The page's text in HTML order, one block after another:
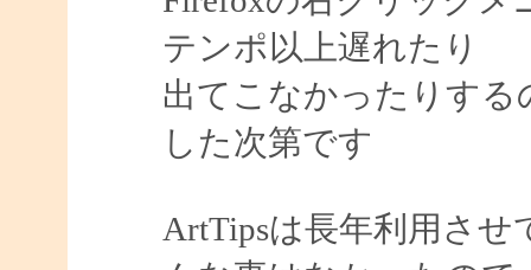
テンポ以上遅れたり
出てこなかったりす
した次第です
ArtTipsは長年利用さ